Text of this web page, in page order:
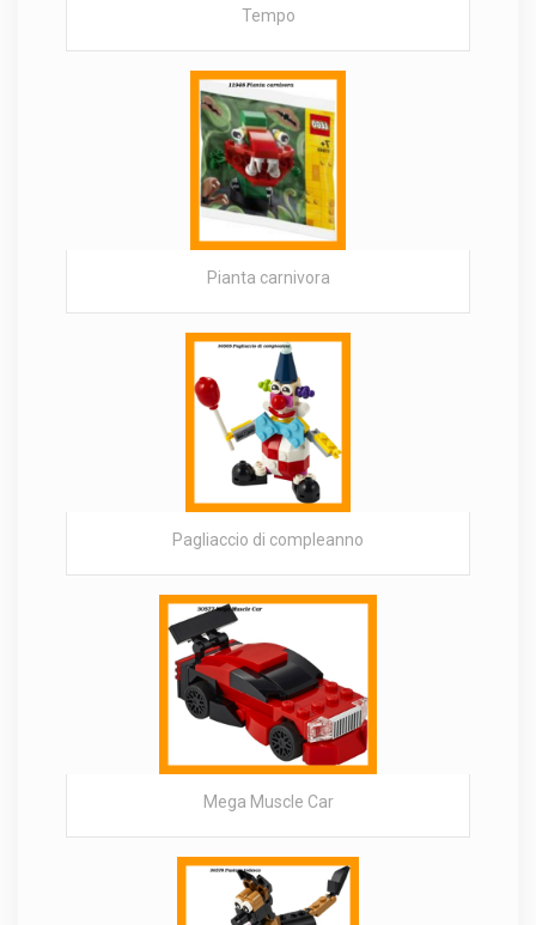
Tempo
Pianta carnivora
Pagliaccio di compleanno
Mega Muscle Car